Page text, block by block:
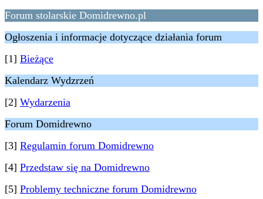
Forum stolarskie Domidrewno.pl
Ogłoszenia i informacje dotyczące działania forum
[1] Bieżące
Kalendarz Wydzrzeń
[2] Wydarzenia
Forum Domidrewno
[3] Regulamin forum Domidrewno
[4] Przedstaw się na Domidrewno
[5] Problemy techniczne forum Domidrewno